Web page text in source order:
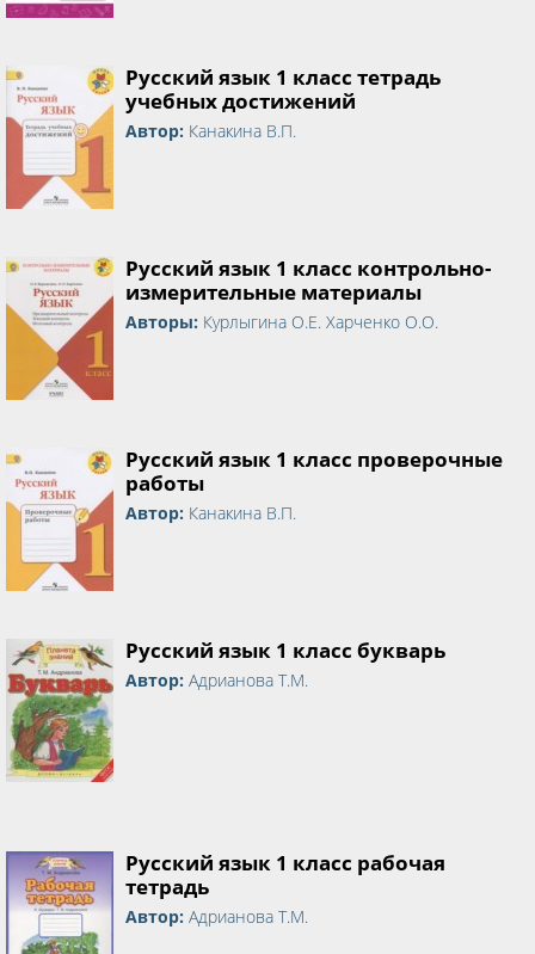
Русский язык 1 класс тетрадь
учебных достижений
Автор: Канакина В.П.
Русский язык 1 класс контрольно-
измерительные материалы
Авторы: Курлыгина О.Е. Харченко О.О.
Русский язык 1 класс проверочные
работы
Автор: Канакина В.П.
Русский язык 1 класс букварь
Автор: Адрианова Т.М.
Русский язык 1 класс рабочая
тетрадь
Автор: Адрианова Т.М.